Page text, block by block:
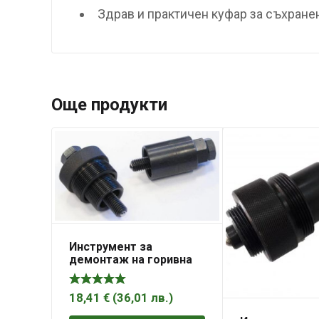
Здрав и практичен куфар за
Още продукти
Инструмент за
демонтаж на горивна
помпа на BMW – A-668P
ASTA
18,41 € (36,01 лв.)